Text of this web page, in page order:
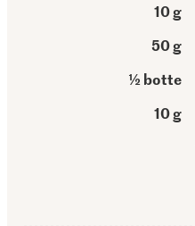
10 g
50 g
½ botte
10 g